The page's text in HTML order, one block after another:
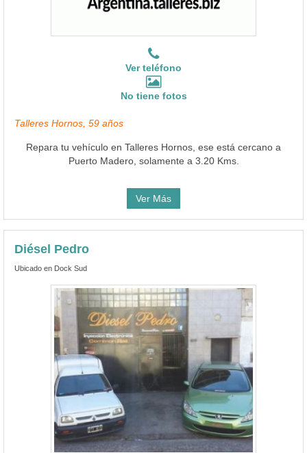
Ver teléfono
No tiene fotos
Talleres Hornos, 59 años
Repara tu vehículo en Talleres Hornos, ese está cercano a
Puerto Madero, solamente a 3.20 Kms.
Ver Más
Diésel Pedro
Ubicado en Dock Sud